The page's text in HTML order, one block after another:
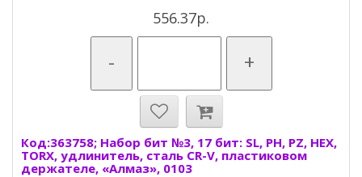
556.37р.
- +
Код:363758; Набор бит №3, 17 бит: SL, PH, PZ, HEX,
TORX, удлинитель, сталь CR-V, пластиковом
держателе, «Алмаз», 0103